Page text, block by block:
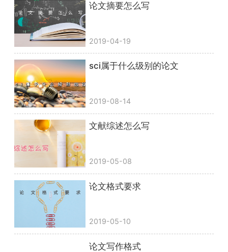
论文摘要怎么写
2019-04-19
sci属于什么级别的论文
2019-08-14
文献综述怎么写
2019-05-08
论文格式要求
2019-05-10
论文写作格式